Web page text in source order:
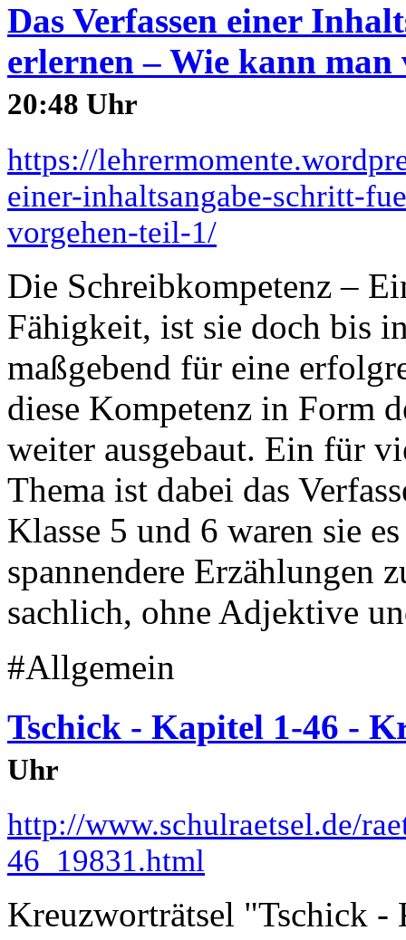
Das Verfassen einer
erlernen – Wie kann man
20:48 Uhr
https://
einer-inhaltsangabe-schritt-
vorgehen-teil-1/
Die Schreibkompetenz –
Fähigkeit, ist sie doch bis
maßgebend für eine
diese Kompetenz in Form
weiter ausgebaut. Ein für
Thema ist dabei das
Klasse 5 und 6 waren sie
spannendere Erzählungen
sachlich, ohne Adjektive
#Allgemein
Tschick - Kapitel 1-46 -
Uhr
http://www.schulraetsel.de/
46_19831.html
Kreuzworträtsel "Tschick